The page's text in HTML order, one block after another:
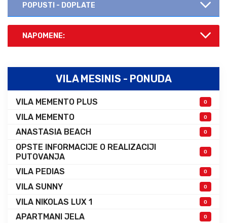
POPUSTI - DOPLATE
NAPOMENE:
VILA MESINIS - PONUDA
VILA MEMENTO PLUS 0
VILA MEMENTO 0
ANASTASIA BEACH 0
OPSTE INFORMACIJE O REALIZACIJI
PUTOVANJA
0
VILA PEDIAS 0
VILA SUNNY 0
VILA NIKOLAS LUX 1 0
APARTMANI JELA 0